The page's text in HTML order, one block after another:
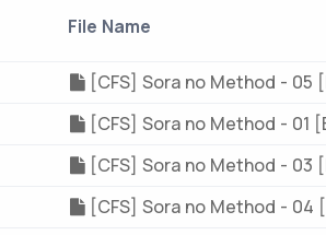
File Name
[CFS] Sora no Method - 05
[CFS] Sora no Method - 01
[CFS] Sora no Method - 03
[CFS] Sora no Method - 04